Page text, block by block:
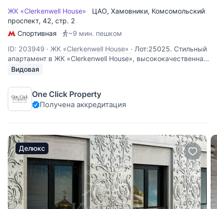
ЖК «Clerkenwell House» ЦАО, Хамовники, Комсомольский
проспект, 42, стр. 2
Спортивная
~9 мин. пешком
ID: 203949 · ЖК «Clerkenwell House» · Лот:25025. Стильный
апартамент в ЖК «Clerkenwell House», высококачественная
отделка и интерьер в стиле лофт. Планировка: гостиная,
спальня, санузел. Окна выходят на 3 стороны света в
тихие, зеленые
Видовая
One Click Property
Получена аккредитация
Делюкс